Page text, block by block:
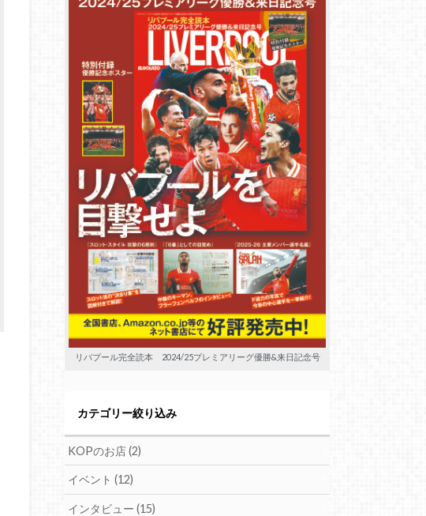
リバプール完全読本 2024/25プレミアリーグ優勝&来日記念号
カテゴリー絞り込み
KOPのお店(2)
イベント(12)
インタビュー(15)